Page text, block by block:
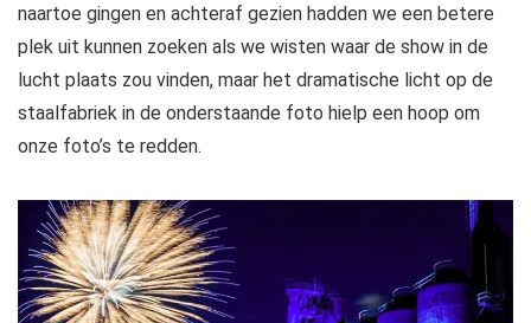
naartoe gingen en achteraf gezien hadden we een betere
plek uit kunnen zoeken als we wisten waar de show in de
lucht plaats zou vinden, maar het dramatische licht op de
staalfabriek in de onderstaande foto hielp een hoop om
onze foto’s te redden.